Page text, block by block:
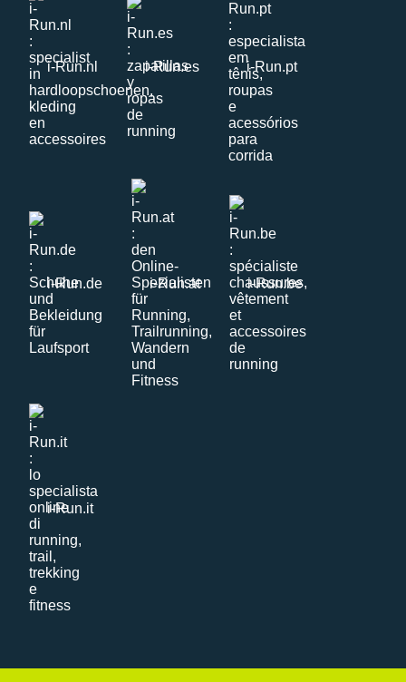
i-Run.nl i-Run.es i-Run.pt
i-Run.de i-Run.at i-Run.be
i-Run.it